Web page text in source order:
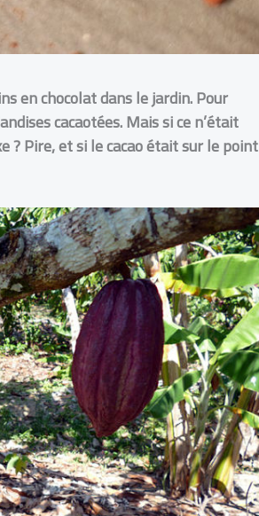
en chocolat dans le jardin.Pour
cacaotées. Mais si ce n’était
? Pire, et si le cacao était sur le point